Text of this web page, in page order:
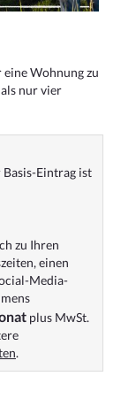
Wohnung zu
nur vier
Basis-Eintrag ist
zu Ihren
einen
Media-
plus MwSt.
.